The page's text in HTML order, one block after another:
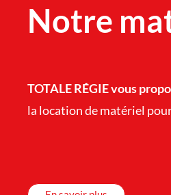
Notre
TOTALE RÉGIE vous
la location de matériel